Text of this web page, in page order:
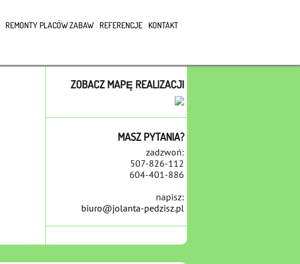
REMONTY PLACÓW ZABAW REFERENCJE KONTAKT
ZOBACZ MAPĘ REALIZACJI
MASZ PYTANIA?
zadzwoń:
507-826-112
604-401-886
napisz:
biuro@jolanta-pedzisz.pl